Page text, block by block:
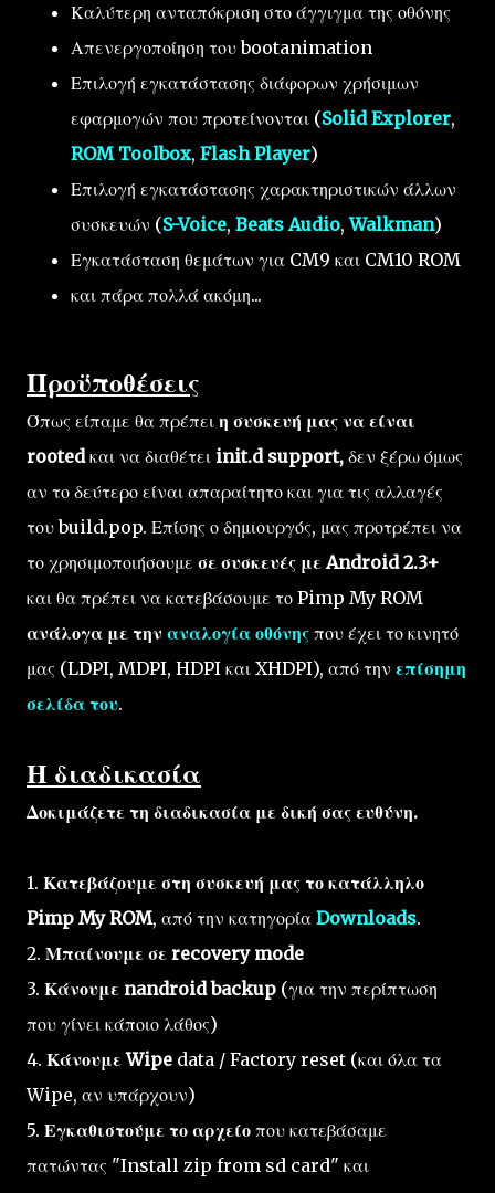
Καλύτερη ανταπόκριση στο άγγιγμα της οθόνης
Απενεργοποίηση του bootanimation
Επιλογή εγκατάστασης διάφορων χρήσιμων
εφαρμογών που προτείνονται (Solid Explorer,
ROM Toolbox, Flash Player)
Επιλογή εγκατάστασης χαρακτηριστικών άλλων
συσκευών (S-Voice, Beats Audio,Walkman)
Εγκατάσταση θεμάτων για CM9 και CM10 ROM
και πάρα πολλά ακόμη...
Προϋποθέσεις
Όπως είπαμε θα πρέπει η συσκευή μας να είναι
rootedκαι να διαθέτει init.d support, δεν ξέρω όμως
αν το δεύτερο είναι απαραίτητο και για τις αλλαγές
του build.pop. Επίσης ο δημιουργός, μας προτρέπει να
το χρησιμοποιήσουμε σε συσκευές με Android 2.3+
και θα πρέπει να κατεβάσουμε το Pimp My ROM
ανάλογα με την αναλογία οθόνης που έχει το κινητό
μας (LDPI, MDPI, HDPI και XHDPI), από την επίσημη
σελίδα του.
Η διαδικασία
Δοκιμάζετε τη διαδικασία με δική σας ευθύνη.
1. Κατεβάζουμε στη συσκευή μας το κατάλληλο
Pimp My ROM, από την κατηγορία Downloads.
2. Μπαίνουμε σε recovery mode
3. Κάνουμε nandroid backup (για την περίπτωση
που γίνει κάποιο λάθος)
4. Κάνουμε Wipe data / Factory reset (και όλα τα
Wipe, αν υπάρχουν)
5. Εγκαθιστούμε το αρχείο που κατεβάσαμε
πατώντας "Install zip from sd card" και